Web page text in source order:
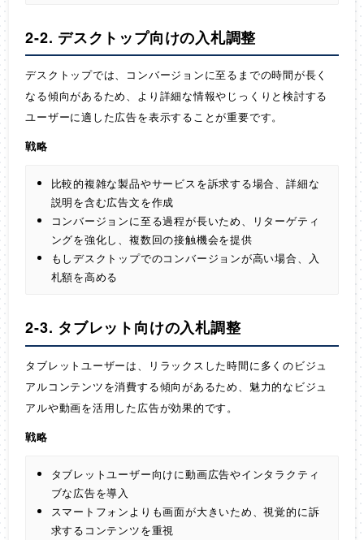
2-2. デスクトップ向けの入札調整
デスクトップでは、コンバージョンに至るまでの時間が長く
なる傾向があるため、より詳細な情報やじっくりと検討する
ユーザーに適した広告を表示することが重要です。
戦略
比較的複雑な製品やサービスを訴求する場合、詳細な
説明を含む広告文を作成
コンバージョンに至る過程が長いため、リターゲティ
ングを強化し、複数回の接触機会を提供
もしデスクトップでのコンバージョンが高い場合、入
札額を高める
2-3. タブレット向けの入札調整
タブレットユーザーは、リラックスした時間に多くのビジュ
アルコンテンツを消費する傾向があるため、魅力的なビジュ
アルや動画を活用した広告が効果的です。
戦略
タブレットユーザー向けに動画広告やインタラクティ
ブな広告を導入
スマートフォンよりも画面が大きいため、視覚的に訴
求するコンテンツを重視